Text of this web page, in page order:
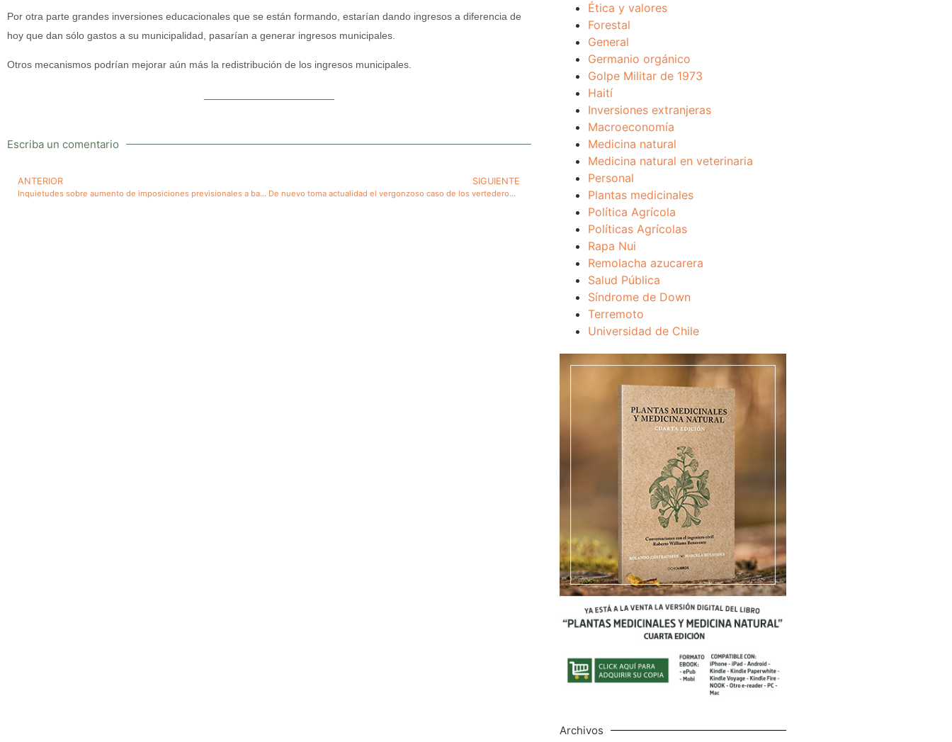
Por otra parte grandes inversiones educacionales que se están formando, estarían dando ingresos a diferencia de
hoy que dan sólo gastos a su municipalidad, pasarían a generar ingresos municipales.
Otros mecanismos podrían mejorar aún más la redistribución de los ingresos municipales.
Escriba un comentario
ANTERIOR
Inquietudes sobre aumento de imposiciones previsionales a base de aporte patronal y sus destinos. Temas relacionados
SIGUIENTE
De nuevo toma actualidad el vergonzoso caso de los vertederos de desechos en Chile. Se necesita una política de Estado para lograr superar a futuro estos problemas que se agudizan
Ética y valores
Forestal
General
Germanio orgánico
Golpe Militar de 1973
Haití
Inversiones extranjeras
Macroeconomía
Medicina natural
Medicina natural en veterinaria
Personal
Plantas medicinales
Política Agrícola
Políticas Agrícolas
Rapa Nui
Remolacha azucarera
Salud Pública
Síndrome de Down
Terremoto
Universidad de Chile
Archivos